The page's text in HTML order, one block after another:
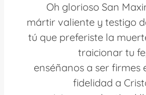
Oh glorioso San
mártir valiente y testigo
tú que preferiste la
traicionar tu fe,
enséñanos a ser firmes
fidelidad a